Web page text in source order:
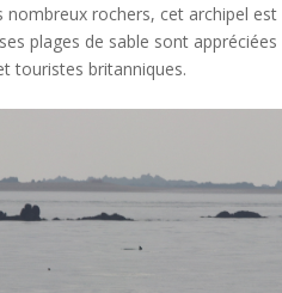
nombreux rochers, cet archipel est
plages de sable sont appréciées
touristes britanniques.